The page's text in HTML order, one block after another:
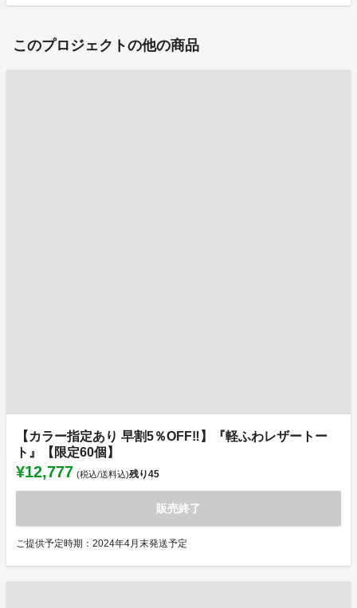
このプロジェクトの他の商品
【カラー指定あり 早割5％OFF‼】『軽ふわレザートー
ト』【限定60個】
¥12,777 (税込/送料込)残り45
販売終了
ご提供予定時期：2024年4月末発送予定